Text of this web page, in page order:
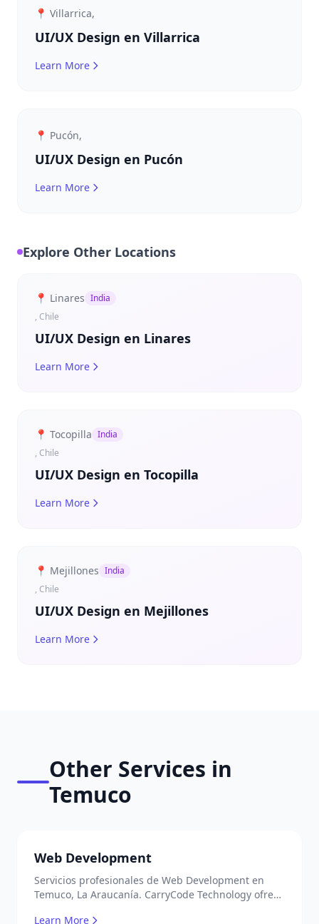
📍 Villarrica,
UI/UX Design en Villarrica
Learn More
📍 Pucón,
UI/UX Design en Pucón
Learn More
Explore Other Locations
📍 Linares India
, Chile
UI/UX Design en Linares
Learn More
📍 Tocopilla India
, Chile
UI/UX Design en Tocopilla
Learn More
📍 Mejillones India
, Chile
UI/UX Design en Mejillones
Learn More
Other Services in
Temuco
Web Development
Servicios profesionales de Web Development en
Temuco, La Araucanía. CarryCode Technology ofrece
Learn More